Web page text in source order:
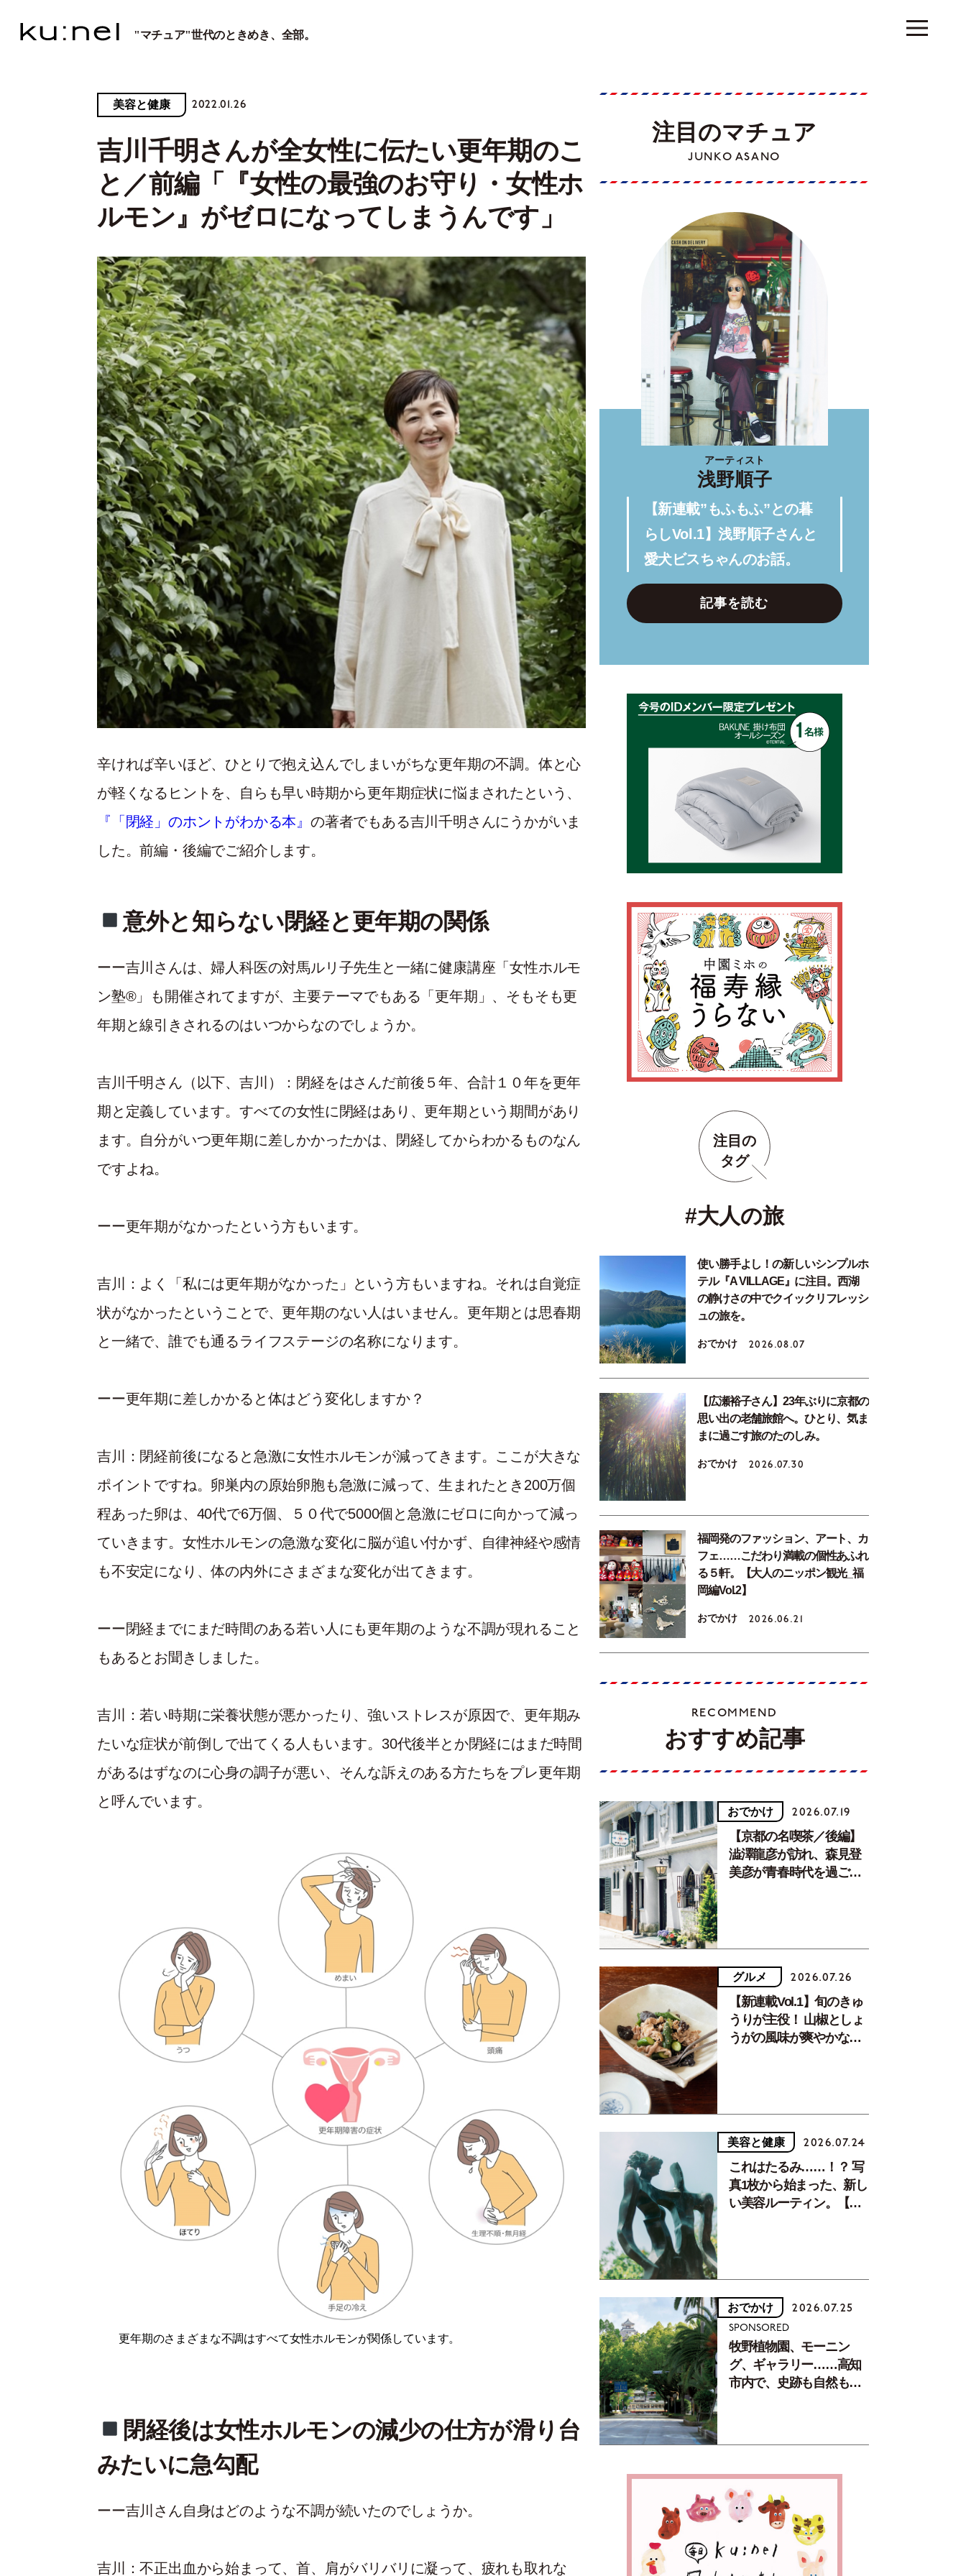
"マチュア"世代のときめき、全部。
美容と健康 2022.01.26
吉川千明さんが全女性に伝たい更年期のこ
と／前編「『女性の最強のお守り・女性ホ
ルモン』がゼロになってしまうんです」
辛ければ辛いほど、ひとりで抱え込んでしまいがちな更年期の不調。体と心
が軽くなるヒントを、自らも早い時期から更年期症状に悩まされたという、
『「閉経」のホントがわかる本』 の著者でもある吉川千明さんにうかがいま
した。前編・後編でご紹介します。
意外と知らない閉経と更年期の関係
ーー吉川さんは、婦人科医の対馬ルリ子先生と一緒に健康講座「女性ホルモ
ン塾®」も開催されてますが、主要テーマでもある「更年期」、そもそも更
年期と線引きされるのはいつからなのでしょうか。
吉川千明さん（以下、吉川 ）：閉経をはさんだ前後５年、合計１０年を更年
期と定義しています。すべての女性に閉経はあり、更年期という期間があり
ます。自分がいつ更年期に差しかかったかは、閉経してからわかるものなん
ですよね。
ーー更年期がなかったという方もいます。
吉川
：よく「私には更年期がなかった」という方もいますね。それは自覚症
状がなかったということで、更年期のない人はいません。更年期とは思春期
と一緒で、誰でも通るライフステージの名称になります。
ーー更年期に差しかかると体はどう変化しますか？
吉川
：閉経前後になると急激に女性ホルモンが減ってきます。ここが大きな
ポイントですね。卵巣内の原始卵胞も急激に減って、生まれたとき200万個
程あった卵は、40代で6万個、５０代で5000個と急激にゼロに向かって減っ
ていきます。女性ホルモンの急激な変化に脳が追い付かず、自律神経や感情
も不安定になり、体の内外にさまざまな変化が出てきます。
ーー閉経までにまだ時間のある若い人にも更年期のような不調が現れること
もあるとお聞きしました。
吉川
：若い時期に栄養状態が悪かったり、強いストレスが原因で、更年期み
たいな症状が前倒しで出てくる人もいます。30代後半とか閉経にはまだ時間
があるはずなのに心身の調子が悪い、そんな訴えのある方たちをプレ更年期
と呼んでいます。
更年期のさまざまな不調はすべて女性ホルモンが関係しています。
閉経後は女性ホルモンの減少の仕方が滑り台
みたいに急勾配
ーー吉川さん自身はどのような不調が続いたのでしょうか。
吉川 ：不正出血から始まって、首、肩がバリバリに凝って、疲れも取れな
注目のマチュア
JUNKO ASANO
アーティスト
浅野順子
【新連載”もふもふ”との暮
らしVol.1】浅野順子さんと
愛犬ビスちゃんのお話。
記事を読む
注目の
タグ
#大人の旅
使い勝手よし！の新しいシンプルホ
テル『A VILLAGE』に注目。西湖
の静けさの中でクイックリフレッシ
ュの旅を。
おでかけ 2026.08.07
【広瀬裕子さん】23年ぶりに京都の
思い出の老舗旅館へ。ひとり、気ま
まに過ごす旅のたのしみ。
おでかけ 2026.07.30
福岡発のファッション、アート、カ
フェ……こだわり満載の個性あふれ
る５軒。【大人のニッポン観光_福
岡編Vol.2】
おでかけ 2026.06.21
RECOMMEND
おすすめ記事
おでかけ 2026.07.19
【京都の名喫茶／後編】
澁澤龍彦が訪れ、森見登
美彦が青春時代を過ごし
グルメ 2026.07.26
【新連載Vol.1】旬のきゅ
うりが主役！ 山椒としょ
うがの風味が爽やかな、
美容と健康 2026.07.24
これはたるみ……！？ 写
真1枚から始まった、新し
い美容ルーティン。【中
おでかけ 2026.07.25
SPONSORED
牧野植物園、モーニン
グ、ギャラリー……高知
市内で、史跡も自然もグ